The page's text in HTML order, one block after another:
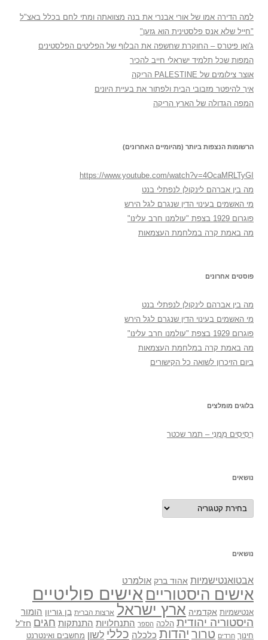
למה הדירה אמו של אורי אבנרי את בנה מצוואתה ומתי לחם בכלל באצ"ל
"חייל שלא אנס פלסטינית הוא גזען"
ג'ואן פיטרס – החוקרת שחשפה את הבלוף של הפליטים הפלסטינים
המפות שכל תלמיד ישראלי חייב להכיר
אוצר צילומים של PALESTINE הריקה
איך להיפטר מזבובי הבית ולפתור את בעיית היונים
המפה הגדולה של הארץ הריקה
הרשומות הנצפות ביותר (מהיומיים האחרונים)
https://www.youtube.com/watch?v=4OcaMRLTyGI
מה בין אברהם לינקולן לנפתלי בנט
מי האשמים בעינוי הדין שנגרם לגל הירש
פוגרום 1929 בצפת "עולמנו חרב עלינו"
מה באמת קרה במלחמת העצמאות
פוסטים אחרונים
מה בין אברהם לינקולן לנפתלי בנט
מי האשמים בעינוי הדין שנגרם לגל הירש
פוגרום 1929 בצפת "עולמנו חרב עלינו"
מה באמת קרה במלחמת העצמאות
ביום הזיכרון לשואה כל הקישורים
בלוגים מומלצים
רְסִיסִים מִמֶנִי – תמר שכטר
נושאים
נושאים
נושאים
אבטואנטישמיות אהוד ברק אולמרט
אישים היסטוריים אישים פוליטיים
אנטישמיות אקדמיה ארץ ישראל ארצות הברית בן גוריון הומור
היסטוריה יהודית הלכה הספר התנחלויות התנתקות חגים חז"ל
חינוך חרדים טרור יהדות כלכלה כללי לשון מחשבים ואינטרנט